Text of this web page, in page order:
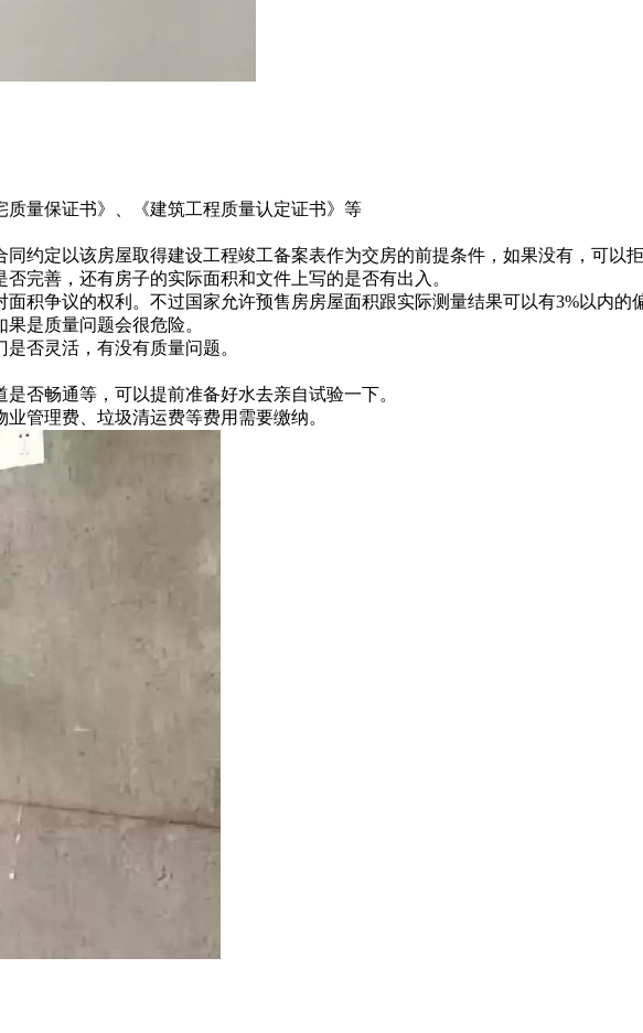
量保证书》、《建筑工程质量认定证书》等
定以该房屋取得建设工程竣工备案表作为交房的前提条件，如果没有，可以拒
善，还有房子的实际面积和文件上写的是否有出入。
争议的权利。不过国家允许预售房房屋面积跟实际测量结果可以有3%以内的
是质量问题会很危险。
否灵活，有没有质量问题。
畅通等，可以提前准备好水去亲自试验一下。
管理费、垃圾清运费等费用需要缴纳。